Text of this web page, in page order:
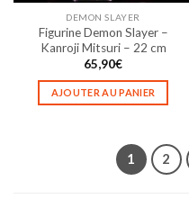
la
page
produit
DEMON SLAYER
Figurine Demon Slayer –
Kanroji Mitsuri – 22 cm
65,90€
AJOUTER AU PANIER
1 2